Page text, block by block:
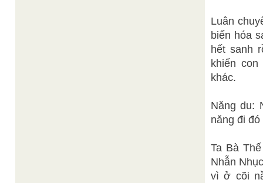
Luân
biến hóa
hết sanh
khiến
khác.
Năng du:
năng đi đó
Ta Bà
Nhẫn
vì ở cõi